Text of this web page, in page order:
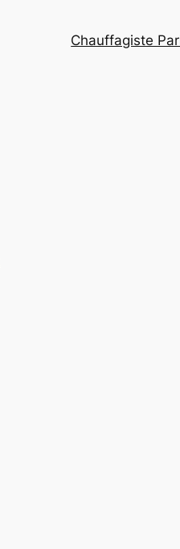
Chauffagiste